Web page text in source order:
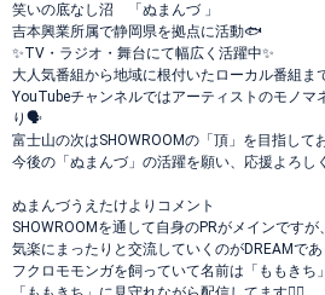
笑いの底なし沼 「ぬまんづ 」
吉本興業所属で静岡県を拠点に活動🐟
✨TV・ラジオ・舞台にて幅広く活躍中✨
大人気番組から地域に根付いたローカル番組ま
YouTubeチャンネルではアーティストのモノマ
り🗣️
富士山の次はSHOWROOMの「頂」を目指し
今後の「ぬまんづ」の活躍を願い、応援よろし
ぬまんづうえたけよりコメント
SHOWROOMを通して自身のPRがメインです
気楽にまったりと交流していくのがDREAMであ
フクロモモンガを飼っていて名前は「ももきち